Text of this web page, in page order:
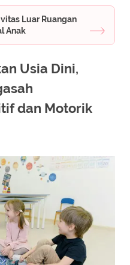
Luar Ruangan
Anak
Usia Dini,
dan Motorik